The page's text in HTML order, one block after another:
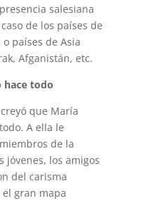
salesiana
de los países de
países de Asia
Afganistán, etc.
hace todo
que María
A ella le
de la
jóvenes, los amigos
del carisma
gran mapa